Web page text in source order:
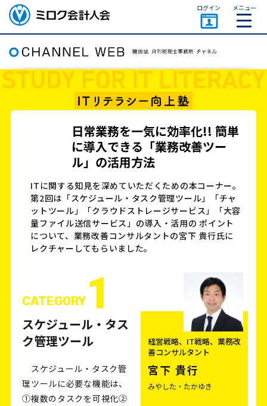
ミロク会計人会 MIROKU
ACCOUNTING PERSON
ASSOCIATION
ログイン メニュー
日常業務を一気に効率化!! 簡単
に導入できる「業務改善ツー
ル」の活用方法
ITに関する知見を深めていただくための本コーナー。
第2回は「スケジュール・タスク管理ツール」「チャ
ットツール」「クラウドストレージサービス」「大容
量ファイル送信サービス」の導入・活用の ポイント
について、業務改善コンサルタントの宮下 貴行氏に
レクチャーしてもらいました。
経営戦略、IT戦略、業務改
善コンサルタント
宮下 貴行
みやした・たかゆき
CATEGORY 1
スケジュール・タス
ク管理ツール
スケジュール・タスク管
理ツールに必要な機能は、
①複数のタスクを可視化②